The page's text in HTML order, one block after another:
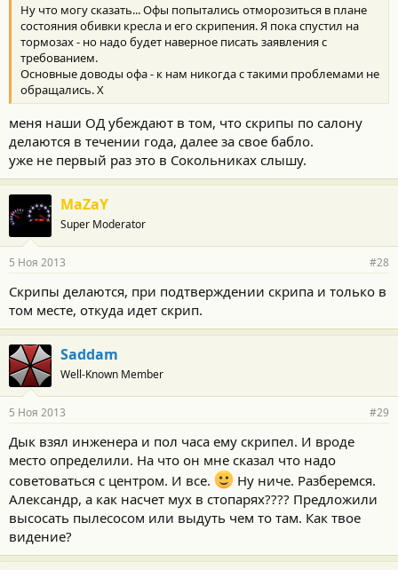
Ну что могу сказать... Офы попытались отморозиться в плане
состояния обивки кресла и его скрипения. Я пока спустил на
тормозах - но надо будет наверное писать заявления с
требованием.
Основные доводы офа - к нам никогда с такими проблемами не
обращались. Х
меня наши ОД убеждают в том, что скрипы по салону
делаются в течении года, далее за свое бабло.
уже не первый раз это в Сокольниках слышу.
MaZaY
Super Moderator
5 Ноя 2013 #28
Cкрипы делаются, при подтверждении скрипа и только в
том месте, откуда идет скрип.
Saddam
Well-Known Member
5 Ноя 2013 #29
Дык взял инженера и пол часа ему скрипел. И вроде
место определили. На что он мне сказал что надо
советоваться с центром. И все.
Ну ниче. Разберемся.
Александр, а как насчет мух в стопарях???? Предложили
высосать пылесосом или выдуть чем то там. Как твое
видение?